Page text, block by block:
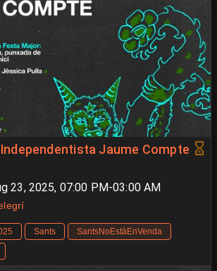
Independentista Jaume Compte
23, 2025, 07:00 PM-03:00 AM
Sants
SantsNoEstàEnVenda